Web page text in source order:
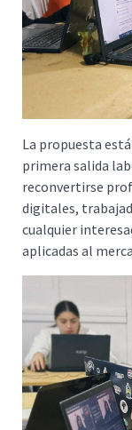
La propuesta
primera salida
reconvertirse
digitales,
cualquier
aplicadas al